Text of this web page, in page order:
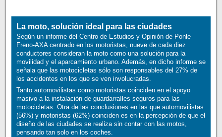
La moto, solución ideal para las ciudades
Según un informe del Centro de Estudios y Opinión de Ponle
Freno-AXA centrado en los motoristas, nueve de cada diez
conductores consideran la moto como una solución para la
movilidad y el aparcamiento urbano. Además, en dicho informe se
señala que las motocicletas sólo son responsables del 27% de
los accidentes en los que se ven involucradas.
Tanto automovilistas como motoristas coinciden en el apoyo
masivo a la instalación de guardarraíles seguros para las
motocicletas. Otra de las conclusiones en las que automovilistas
(56%) y motoristas (62%) coinciden es en la percepción de que el
diseño de las ciudades se realiza sin contar con las motos,
pensando tan solo en los coches.